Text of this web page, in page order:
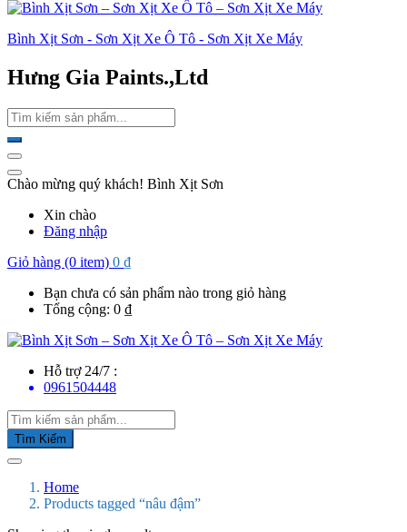
Bình Xịt Sơn - Sơn Xịt Xe Ô Tô - Sơn Xịt Xe Máy
Hưng Gia Paints.,Ltd
Chào mừng quý khách! Bình Xịt Sơn
Xin chào
Đăng nhập
Giỏ hàng (0 item) 0 ₫
Bạn chưa có sản phẩm nào trong giỏ hàng
Tổng cộng: 0 ₫
Hỗ trợ 24/7 :
0961504448
Tìm Kiếm
Home
Products tagged “nâu đậm”